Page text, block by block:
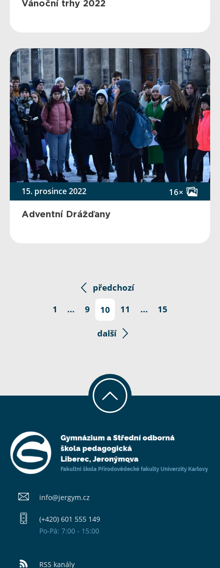
Vánoční trhy 2022
15. prosince 2022 16×
Adventní Drážďany
předchozí
1
... 9 10 11 ... 15
další
info@​jergym.cz
(+420) 601 555 149
Po-Pá: 7:00 - 15:00
RSS kanály